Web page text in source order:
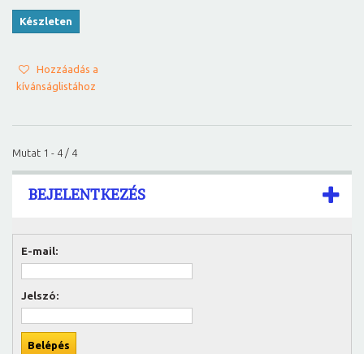
Készleten
Hozzáadás a
kívánságlistához
Mutat 1 - 4 / 4
BEJELENTKEZÉS
E-mail:
Jelszó: